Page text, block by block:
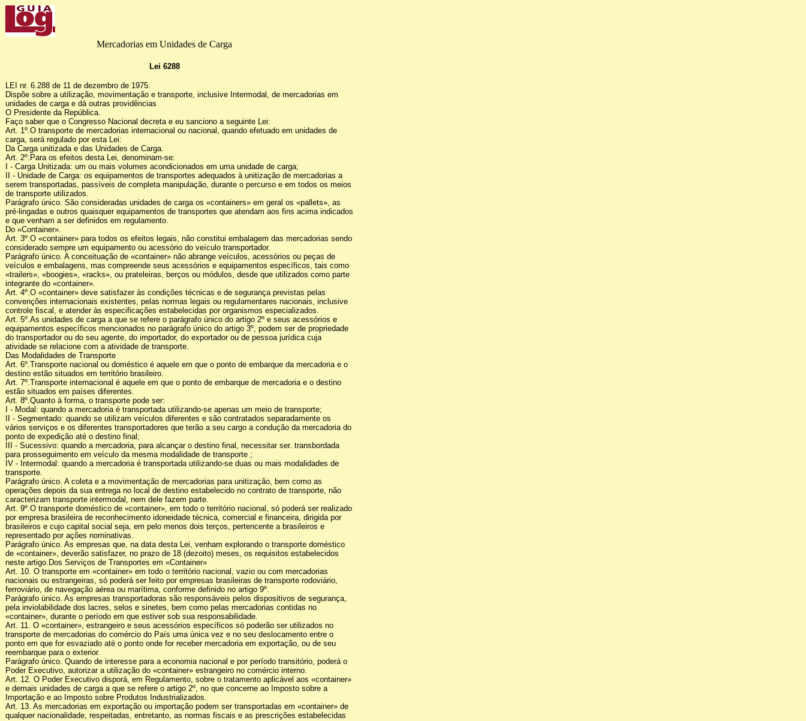
Mercadorias em Unidades de Carga
Lei 6288
LEI nr. 6.288 de 11 de dezembro de 1975.
Dispõe sobre a utilização, movimentação e transporte, inclusive Intermodal, de mercadorias em
unidades de carga e dá outras providências
O Presidente da República.
Faço saber que o Congresso Nacional decreta e eu sanciono a seguinte Lei:
Art. 1º.O transporte de mercadorias internacional ou nacional, quando efetuado em unidades de
carga, será regulado por esta Lei:
Da Carga unitizada e das Unidades de Carga.
Art. 2º.Para os efeitos desta Lei, denominam-se:
I - Carga Unitizada: um ou mais volumes acondicionados em uma unidade de carga;
II - Unidade de Carga: os equipamentos de transportes adequados à unitização de mercadorias a
serem transportadas, passíveis de completa manipulação, durante o percurso e em todos os meios
de transporte utilizados.
Parágrafo único. São consideradas unidades de carga os «containers» em geral os «pallets», as
pré-lingadas e outros quaisquer equipamentos de transportes que atendam aos fins acima indicados
e que venham a ser definidos em regulamento.
Do «Container».
Art. 3º.O «container» para todos os efeitos legais, não constitui embalagem das mercadorias sendo
considerado sempre um equipamento ou acessório do veículo transportador.
Parágrafo único. A conceituação de «container» não abrange veículos, acessórios ou peças de
veículos e embalagens, mas compreende seus acessórios e equipamentos específicos, tais como
«trailers», «boogies», «racks», ou prateleiras, berços ou módulos, desde que utilizados como parte
integrante do «container».
Art. 4º.O «container» deve satisfazer às condições técnicas e de segurança previstas pelas
convenções internacionais existentes, pelas normas legais ou regulamentares nacionais, inclusive
controle fiscal, e atender às especificações estabelecidas por organismos especializados.
Art. 5º.As unidades de carga a que se refere o parágrafo único do artigo 2º e seus acessórios e
equipamentos específicos mencionados no parágrafo único do artigo 3º, podem ser de propriedade
do transportador ou do seu agente, do importador, do exportador ou de pessoa jurídica cuja
atividade se relacione com a atividade de transporte.
Das Modalidades de Transporte
Art. 6º.Transporte nacional ou doméstico é aquele em que o ponto de embarque da mercadoria e o
destino estão situados em território brasileiro.
Art. 7º.Transporte internacional é aquele em que o ponto de embarque de mercadoria e o destino
estão situados em países diferentes.
Art. 8º.Quanto à forma, o transporte pode ser:
I - Modal: quando a mercadoria é transportada utilizando-se apenas um meio de transporte;
II - Segmentado: quando se utilizam veículos diferentes e são contratados separadamente os
vários serviços e os diferentes transportadores que terão a seu cargo a condução da mercadoria do
ponto de expedição até o destino final;
III - Sucessivo: quando a mercadoria, para alcançar o destino final, necessitar ser. transbordada
para prosseguimento em veículo da mesma modalidade de transporte ;
IV - Intermodal: quando a mercadoria é transportada utilizando-se duas ou mais modalidades de
transporte.
Parágrafo único. A coleta e a movimentação de mercadorias para unitização, bem como as
operações depois da sua entrega no local de destino estabelecido no contrato de transporte, não
caracterizam transporte intermodal, nem dele fazem parte.
Art. 9º.O transporte doméstico de «container», em todo o território nacional, só poderá ser realizado
por empresa brasileira de reconhecimento idoneidade técnica, comercial e financeira, dirigida por
brasileiros e cujo capital social seja, em pelo menos dois terços, pertencente a brasileiros e
representado por ações nominativas.
Parágrafo único. As empresas que, na data desta Lei, venham explorando o transporte doméstico
de «container», deverão satisfazer, no prazo de 18 (dezoito) meses, os requisitos estabelecidos
neste artigo.Dos Serviços de Transportes em «Container»
Art. 10. O transporte em «container» em todo o território nacional, vazio ou com mercadorias
nacionais ou estrangeiras, só poderá ser feito por empresas brasileiras de transporte rodoviário,
ferroviário, de navegação aérea ou marítima, conforme definido no artigo 9º.
Parágrafo único. As empresas transportadoras são responsáveis pelos dispositivos de segurança,
pela inviolabilidade dos lacres, selos e sinetes, bem como pelas mercadorias contidas no
«container», durante o período em que estiver sob sua responsabilidade.
Art. 11. O «container», estrangeiro e seus acessórios específicos só poderão ser utilizados no
transporte de mercadorias do comércio do País uma única vez e no seu deslocamento entre o
ponto em que for esvaziado até o ponto onde for receber mercadoria em exportação, ou de seu
reembarque para o exterior.
Parágrafo único. Quando de interesse para a economia nacional e por período transitório, poderá o
Poder Executivo, autorizar a utilização do «container» estrangeiro no comércio interno.
Art. 12. O Poder Executivo disporá, em Regulamento, sobre o tratamento aplicável aos «container»
e demais unidades de carga a que se refere o artigo 2º, no que concerne ao Imposto sobre a
Importação e ao Imposto sobre Produtos Industrializados.
Art. 13. As mercadorias em exportação ou importação podem ser transportadas em «container» de
qualquer nacionalidade, respeitadas, entretanto, as normas fiscais e as prescrições estabelecidas